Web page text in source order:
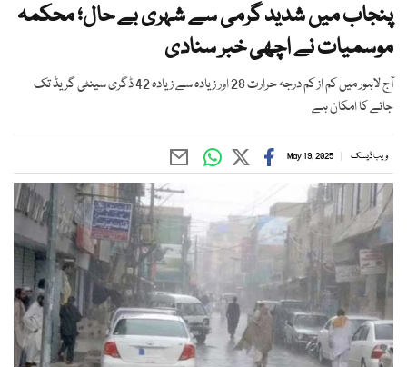
پنجاب میں شدید گرمی سے شہری بے حال؛ محکمہ
موسمیات نے اچھی خبر سنادی
آج لاہور میں کم از کم درجہ حرارت 28 اور زیادہ سے زیادہ 42 ڈگری سینٹی گریڈ تک
جانے کا امکان ہے
ویب ڈیسک May 19, 2025